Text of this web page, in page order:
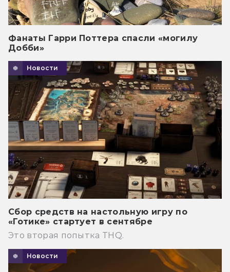
Фанаты Гарри Поттера спасли «могилу
Добби»
Новости
Сбор средств на настольную игру по
«Готике» стартует в сентябре
Это вторая попытка THQ.
Новости